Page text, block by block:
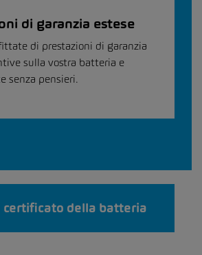
di garanzia estese
di prestazioni di garanzia
sulla vostra batteria e
senza pensieri.
certificato della batteria